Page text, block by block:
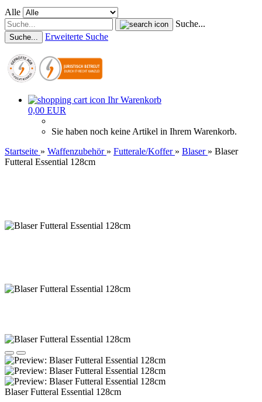
Alle
Suche...
Suche... Erweiterte Suche
Ihr Warenkorb
0,00 EUR
Sie haben noch keine Artikel in Ihrem Warenkorb.
Startseite » Waffenzubehör » Futterale/Koffer » Blaser » Blaser
Futteral Essential 128cm
Blaser Futteral Essential 128cm